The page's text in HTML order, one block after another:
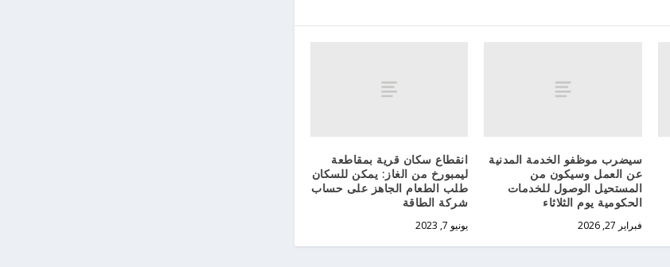
سيضرب موظفو الخدمة المدنية
عن العمل وسيكون من
المستحيل الوصول للخدمات
الحكومية يوم الثلاثاء
فبراير 27, 2026
انقطاع سكان قرية بمقاطعة
ليمبورخ من الغاز: يمكن للسكان
طلب الطعام الجاهز على حساب
شركة الطاقة
يونيو 7, 2023